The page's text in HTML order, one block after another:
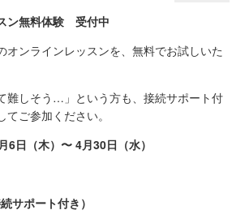
ン無料体験 受付中
オンラインレッスンを、無料でお試しいた
難しそう…」という方も、接続サポート付
てご参加ください。
6日（木）〜 4月30日（水）
サポート付き）